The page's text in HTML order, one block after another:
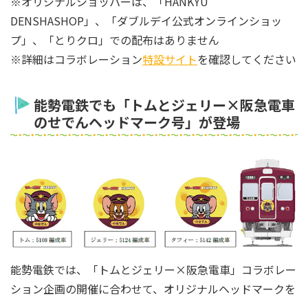
DENSHASHOP」、「ダブルデイ公式オンラインショッ
プ」、「とりクロ」での配布はありません
※詳細はコラボレーション特設サイトを確認してください
能勢電鉄でも「トムとジェリー×阪急電車
のせでんヘッドマーク号」が登場
能勢電鉄では、「トムとジェリー×阪急電車」コラボレー
ション企画の開催に合わせて、オリジナルヘッドマークを